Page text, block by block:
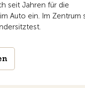
seit Jahren für die
Auto ein. Im Zentrum